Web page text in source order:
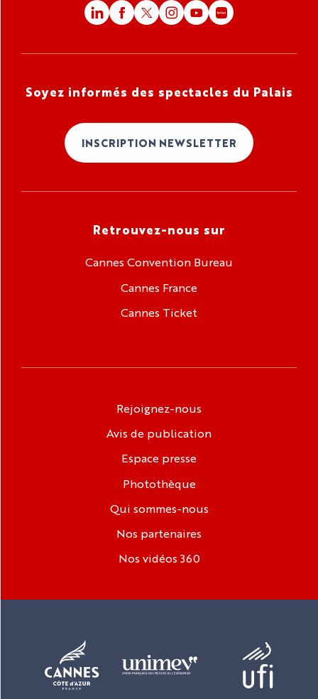
Soyez informés des spectacles du Palais
INSCRIPTION NEWSLETTER
Retrouvez-nous sur
Cannes Convention Bureau
Cannes France
Cannes Ticket
Rejoignez-nous
Avis de publication
Espace presse
Photothèque
Qui sommes-nous
Nos partenaires
Nos vidéos 360